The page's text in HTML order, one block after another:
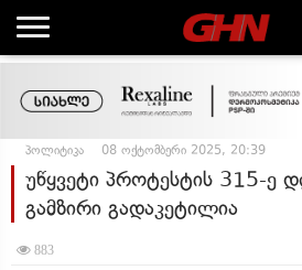
პოლიტიკა 08 ოქტომბერი 2025, 20:39
უწყვეტი პროტესტის 315-ე
გამზირი გადაკეტილია
883